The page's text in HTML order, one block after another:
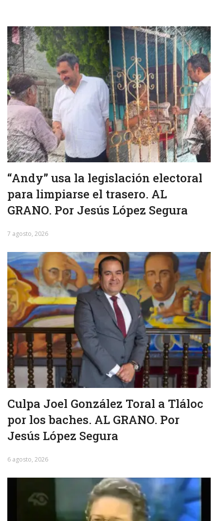
“Andy” usa la legislación electoral
para limpiarse el trasero. AL
GRANO. Por Jesús López Segura
7 agosto, 2026
Culpa Joel González Toral a Tláloc
por los baches. AL GRANO. Por
Jesús López Segura
6 agosto, 2026